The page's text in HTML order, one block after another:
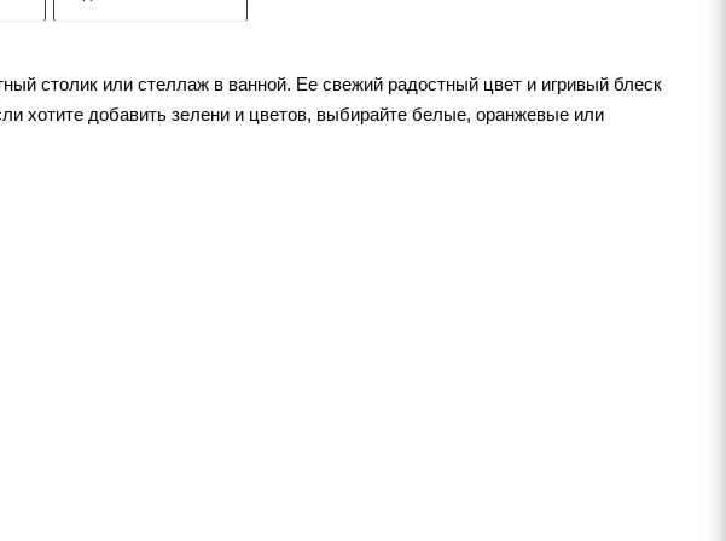
столик или стеллаж в ванной. Ее свежий радостный цвет и игривый блеск
хотите добавить зелени и цветов, выбирайте белые, оранжевые или